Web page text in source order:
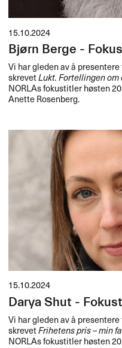
15.10.2024
Bjørn Berge -
Vi har gleden av å
skrevetLukt. Fortellingen om
NORLAs fokustitler høsten
Anette Rosenberg.
15.10.2024
Darya Shut -
Vi har gleden av å
skrevetFrihetens pris – min
NORLAs fokustitler høsten